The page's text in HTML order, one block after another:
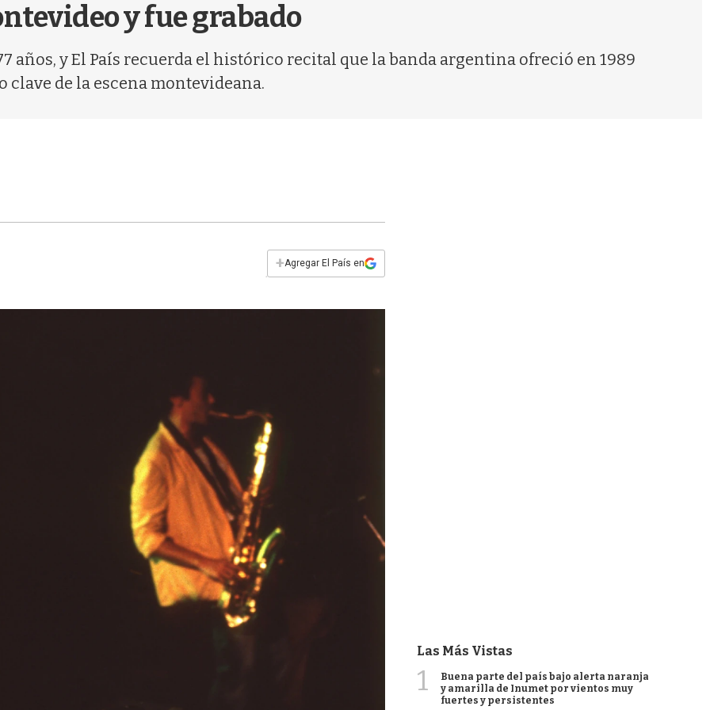
y fue grabado
años, y El País recuerda el histórico recital que la banda argentina ofreció en 1989
de la escena montevideana.
+Agregar El País en
Las Más Vistas
1
Buena parte del país bajo alerta naranja
y amarilla de Inumet por vientos muy
fuertes y persistentes